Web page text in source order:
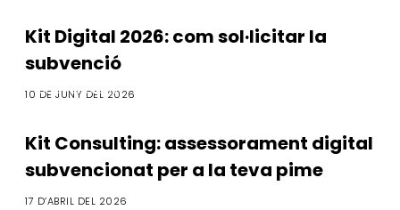
Kit Digital 2026: com sol·licitar la
subvenció
10 DE JUNY DEL 2026
Subvencions
Kit Consulting: assessorament digital
subvencionat per a la teva pime
17 D’ABRIL DEL 2026